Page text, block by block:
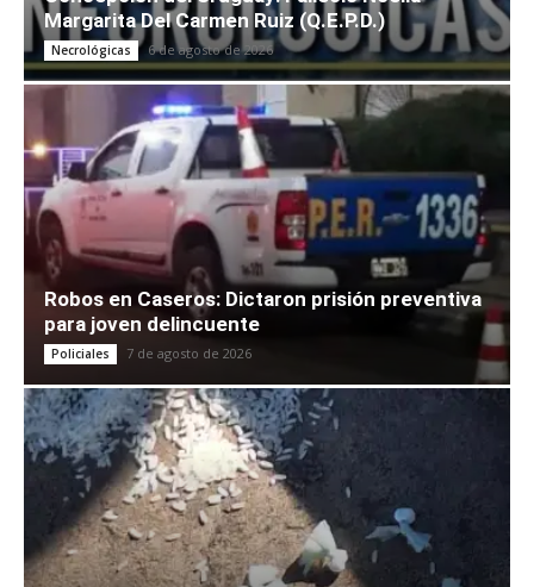
Margarita Del Carmen Ruiz (Q.E.P.D.)
Necrológicas 6 de agosto de 2026
Robos en Caseros: Dictaron prisión preventiva
para joven delincuente
Policiales 7 de agosto de 2026